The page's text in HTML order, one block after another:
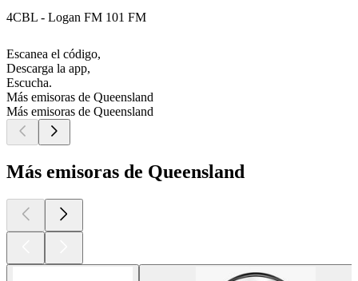
4CBL - Logan FM 101 FM
Escanea el código,
Descarga la app,
Escucha.
Más emisoras de Queensland
Más emisoras de Queensland
Más emisoras de Queensland